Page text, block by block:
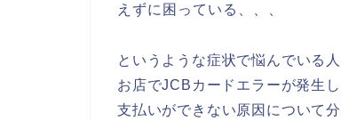
えずに困っている、、、
というような症状で悩んでいる
お店でJCBカードエラーが発生
支払いができない原因について